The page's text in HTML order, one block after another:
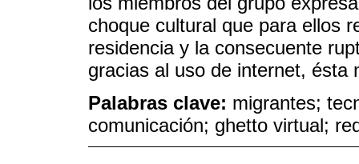
choque cultural que para ellos
residencia y la consecuente
gracias al uso de internet, ésta
Palabras clave: migrantes;
comunicación; ghetto virtual;